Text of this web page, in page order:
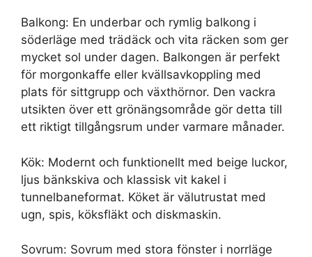
Balkong: En underbar och rymlig balkong i
söderläge med trädäck och vita räcken som ger
mycket sol under dagen. Balkongen är perfekt
för morgonkaffe eller kvällsavkoppling med
plats för sittgrupp och växthörnor. Den vackra
utsikten över ett grönängsområde gör detta till
ett riktigt tillgångsrum under varmare månader.
Kök: Modernt och funktionellt med beige luckor,
ljus bänkskiva och klassisk vit kakel i
tunnelbaneformat. Köket är välutrustat med
ugn, spis, köksfläkt och diskmaskin.
Sovrum: Sovrum med stora fönster i norrläge